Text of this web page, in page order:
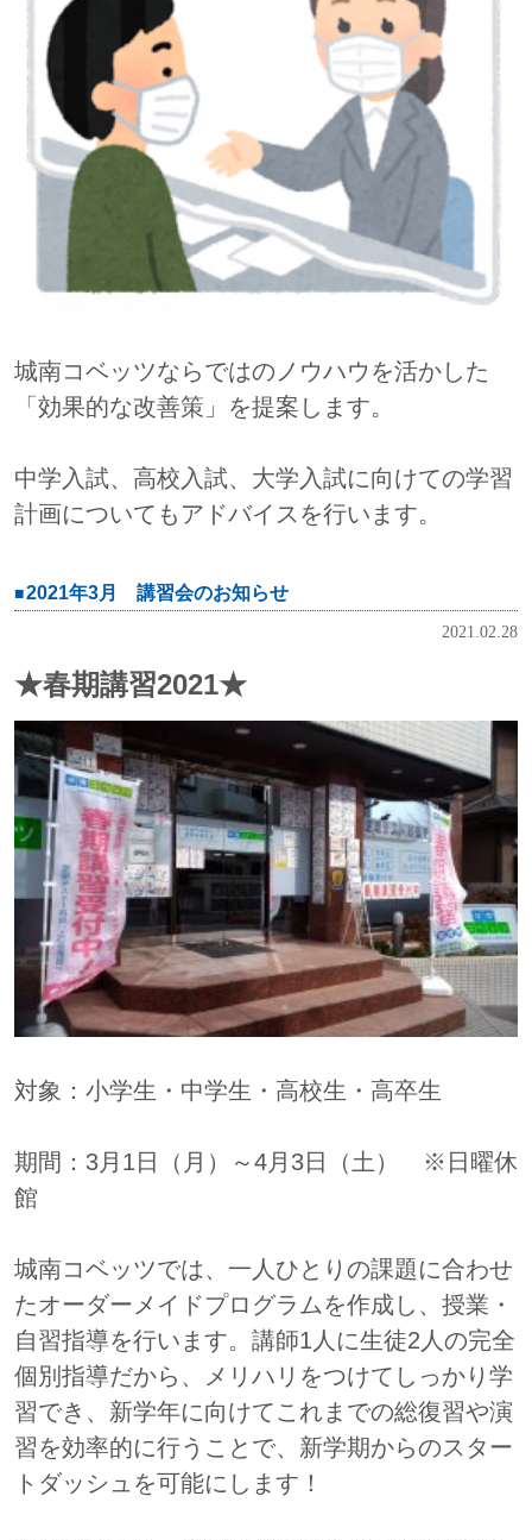
城南コベッツならではのノウハウを活かした
「効果的な改善策」を提案します。
中学入試、高校入試、大学入試に向けての学習
計画についてもアドバイスを行います。
2021年3月 講習会のお知らせ
2021.02.28
★春期講習2021★
対象：小学生・中学生・高校生・高卒生
期間：3月1日（月）～4月3日（土） ※日曜休
館
城南コベッツでは、一人ひとりの課題に合わせ
たオーダーメイドプログラムを作成し、授業・
自習指導を行います。講師1人に生徒2人の完全
個別指導だから、メリハリをつけてしっかり学
習でき、新学年に向けてこれまでの総復習や演
習を効率的に行うことで、新学期からのスター
トダッシュを可能にします！